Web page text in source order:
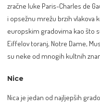
zračne luke Paris-Charles de
i opsežnu mrežu brzih vlakova
europskim gradovima kao što
Eiffelov toranj, Notre Dame,
su neke od mnogih kultnih
Nice
Nica je jedan od najljepših